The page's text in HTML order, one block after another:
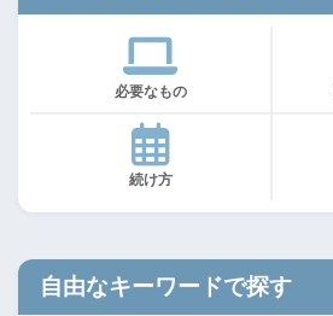
必要なもの
続け方
自由なキーワードで探す